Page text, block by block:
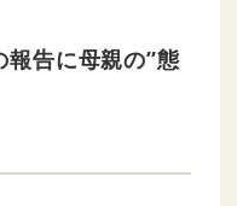
告に母親の”態